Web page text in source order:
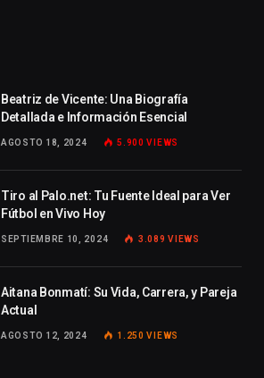
Beatriz de Vicente: Una Biografía
Detallada e Información Esencial
AGOSTO 18, 2024 5.900VIEWS
Tiro al Palo.net: Tu Fuente Ideal para Ver
Fútbol en Vivo Hoy
SEPTIEMBRE 10, 2024 3.089VIEWS
Aitana Bonmatí: Su Vida, Carrera, y Pareja
Actual
AGOSTO 12, 2024 1.250VIEWS